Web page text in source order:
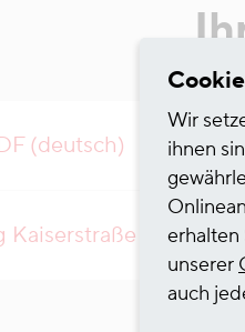
(deutsch)
Kaiserstraße
Wir
ihnen
erhalten
unserer
auch